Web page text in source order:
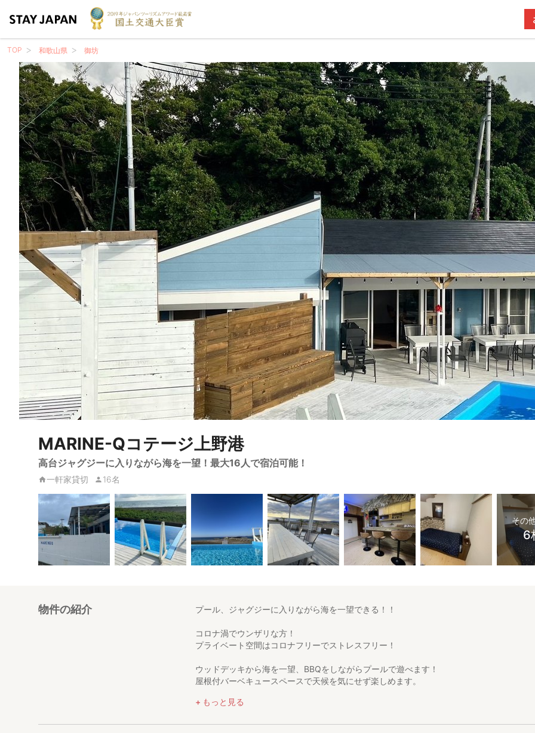
TOP 和歌山県 御坊
MARINE-Qコテージ上野港
高台ジャグジーに入りながら海を一望！最大16人で宿泊可能！
一軒家貸切 16名
その
6
物件の紹介 プール、ジャグジーに入りながら海を一望できる！！
コロナ渦でウンザリな方！
プライベート空間はコロナフリーでストレスフリー！
ウッドデッキから海を一望、BBQをしながらプールで遊べます！
屋根付バーベキュースペースで天候を気にせず楽しめます。
イチオシは、高台に設置してある露天ジャグジー
もっと見る